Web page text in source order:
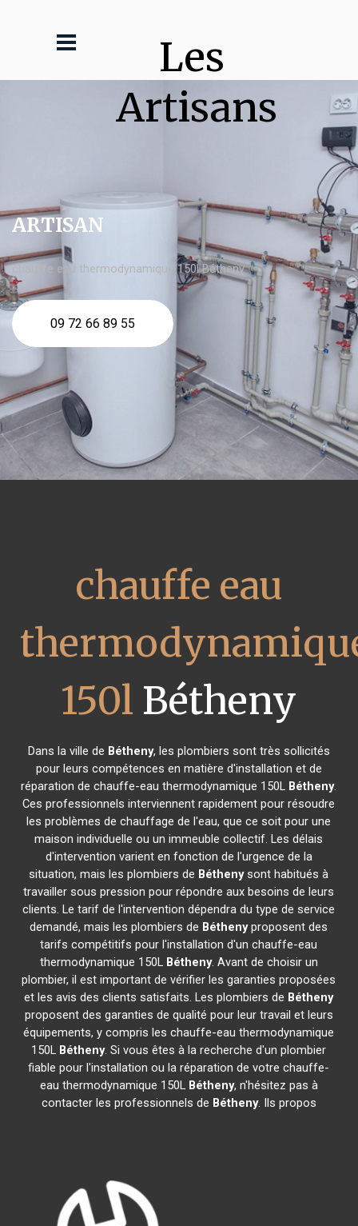
Les
Artisans
ARTISAN
chauffe eau thermodynamique 150l Bétheny
09 72 66 89 55
chauffe eau
150l Bétheny
Dans la ville de Bétheny, les plombiers sont très sollicités
pour leurs compétences en matière d'installation et de
réparation de chauffe-eau thermodynamique 150L Bétheny.
Ces professionnels interviennent rapidement pour résoudre
les problèmes de chauffage de l'eau, que ce soit pour une
maison individuelle ou un immeuble collectif. Les délais
d'intervention varient en fonction de l'urgence de la
situation, mais les plombiers de Béthenysont habitués à
travailler sous pression pour répondre aux besoins de leurs
clients. Le tarif de l'intervention dépendra du type de service
demandé, mais les plombiers de Béthenyproposent des
tarifs compétitifs pour l'installation d'un chauffe-eau
thermodynamique 150L Bétheny. Avant de choisir un
plombier, il est important de vérifier les garanties proposées
et les avis des clients satisfaits. Les plombiers de Bétheny
proposent des garanties de qualité pour leur travail et leurs
équipements, y compris les chauffe-eau thermodynamique
150L Bétheny. Si vous êtes à la recherche d'un plombier
fiable pour l'installation ou la réparation de votre chauffe-
eau thermodynamique 150L Bétheny, n'hésitez pas à
contacter les professionnels de Bétheny. Ils propos